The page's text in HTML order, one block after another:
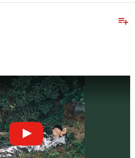
playlist_add